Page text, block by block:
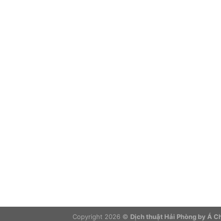
Copyright 2026 © Dịch thuật Hải Phòng by Á